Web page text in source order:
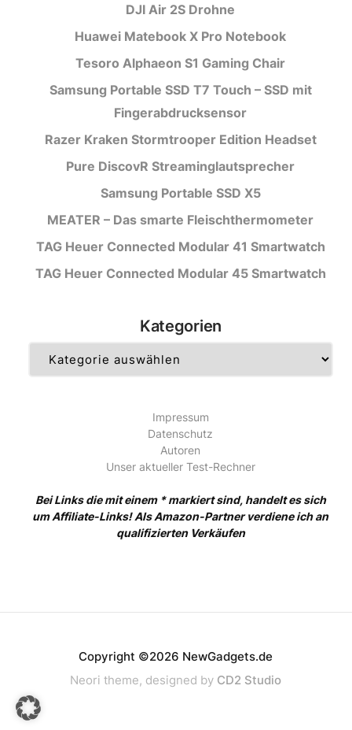
DJI Air 2S Drohne
Huawei Matebook X Pro Notebook
Tesoro Alphaeon S1 Gaming Chair
Samsung Portable SSD T7 Touch – SSD mit
Fingerabdrucksensor
Razer Kraken Stormtrooper Edition Headset
Pure DiscovR Streaminglautsprecher
Samsung Portable SSD X5
MEATER – Das smarte Fleischthermometer
TAG Heuer Connected Modular 41 Smartwatch
TAG Heuer Connected Modular 45 Smartwatch
Kategorien
Impressum
Datenschutz
Autoren
Unser aktueller Test-Rechner
Bei Links die mit einem * markiert sind, handelt es sich
um Affiliate-Links! Als Amazon-Partner verdiene ich an
qualifizierten Verkäufen
Copyright ©2026 NewGadgets.de
Neori theme, designed by CD2 Studio